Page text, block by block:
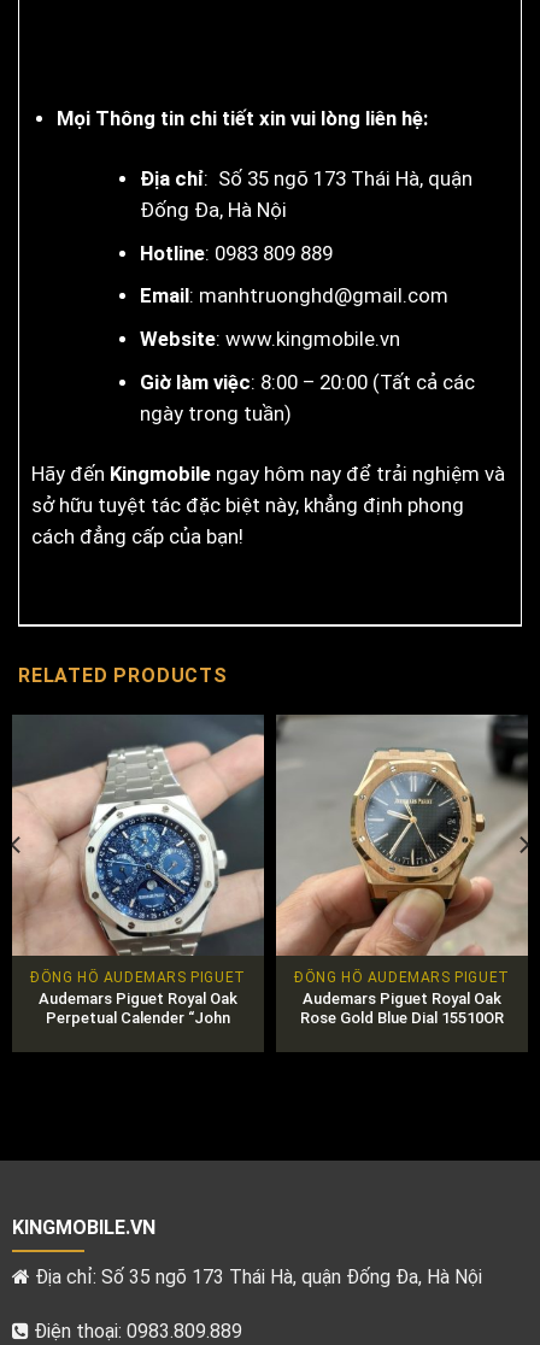
Mọi Thông tin chi tiết xin vui lòng liên hệ:
Địa chỉ: Số 35 ngõ 173 Thái Hà, quận
Đống Đa, Hà Nội
Hotline: 0983 809 889
Email: manhtruonghd@gmail.com
Website: www.kingmobile.vn
Giờ làm việc: 8:00 – 20:00 (Tất cả các
ngày trong tuần)
Hãy đến Kingmobile ngay hôm nay để trải nghiệm và
sở hữu tuyệt tác đặc biệt này, khẳng định phong
cách đẳng cấp của bạn!
RELATED PRODUCTS
ĐỒNG HỒ AUDEMARS PIGUET
Audemars Piguet Royal Oak
Perpetual Calender “John
ĐỒNG HỒ AUDEMARS PIGUET
Audemars Piguet Royal Oak
Rose Gold Blue Dial 15510OR
KINGMOBILE.VN
Địa chỉ: Số 35 ngõ 173 Thái Hà, quận Đống Đa, Hà Nội
Điện thoại: 0983.809.889